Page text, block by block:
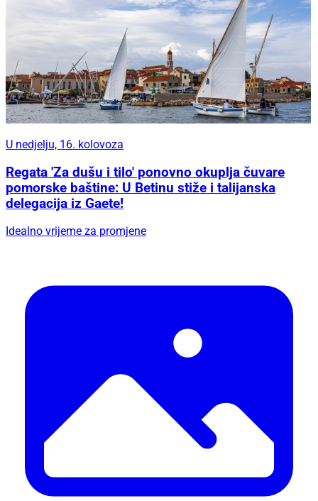
U nedjelju, 16. kolovoza
Regata 'Za dušu i tilo' ponovno okuplja čuvare
pomorske baštine: U Betinu stiže i talijanska
delegacija iz Gaete!
Idealno vrijeme za promjene